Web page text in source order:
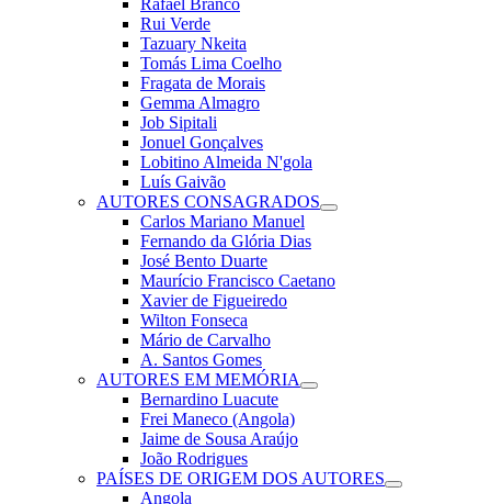
Rafael Branco
Rui Verde
Tazuary Nkeita
Tomás Lima Coelho
Fragata de Morais
Gemma Almagro
Job Sipitali
Jonuel Gonçalves
Lobitino Almeida N'gola
Luís Gaivão
AUTORES CONSAGRADOS
Carlos Mariano Manuel
Fernando da Glória Dias
José Bento Duarte
Maurício Francisco Caetano
Xavier de Figueiredo
Wilton Fonseca
Mário de Carvalho
A. Santos Gomes
AUTORES EM MEMÓRIA
Bernardino Luacute
Frei Maneco (Angola)
Jaime de Sousa Araújo
João Rodrigues
PAÍSES DE ORIGEM DOS AUTORES
Angola